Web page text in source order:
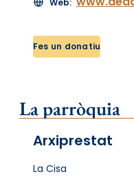
Fes un donatiu
La parròquia
Arxiprestat
La Cisa